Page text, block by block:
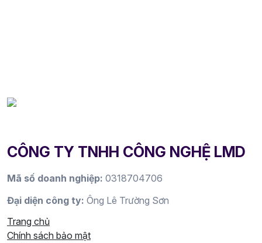
CÔNG TY TNHH CÔNG NGHỆ LMD
Mã số doanh nghiệp: 0318704706
Đại diện công ty: Ông Lê Trường Sơn
Trang chủ
Chính sách bảo mật